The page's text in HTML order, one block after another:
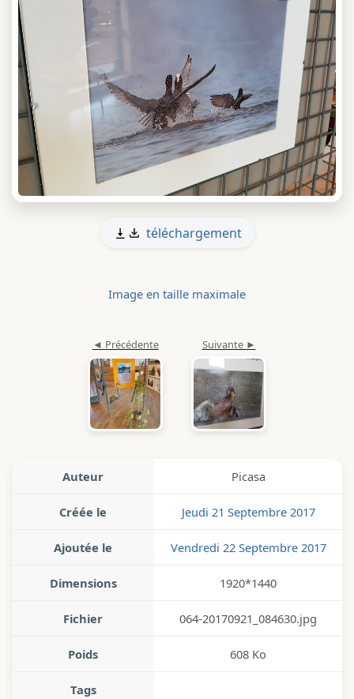
téléchargement
Image en taille maximale
Auteur Picasa
Créée le Jeudi 21 Septembre 2017
Ajoutée le Vendredi 22 Septembre 2017
Dimensions 1920*1440
Fichier 064-20170921_084630.jpg
Poids 608 Ko
Tags